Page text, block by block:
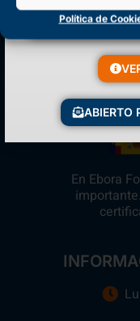
Política de
En Ebora
ABIERTO